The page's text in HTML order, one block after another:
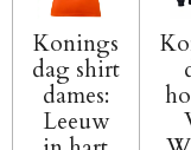
Konings
dag shirt
dames:
Leeuw